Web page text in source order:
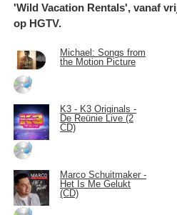
'Wild Vacation Rentals', vanaf
op HGTV.
Michael: Songs from
the Motion Picture
K3 - K3 Originals -
De Reünie Live (2
CD)
Marco Schuitmaker -
Het Is Me Gelukt
(CD)